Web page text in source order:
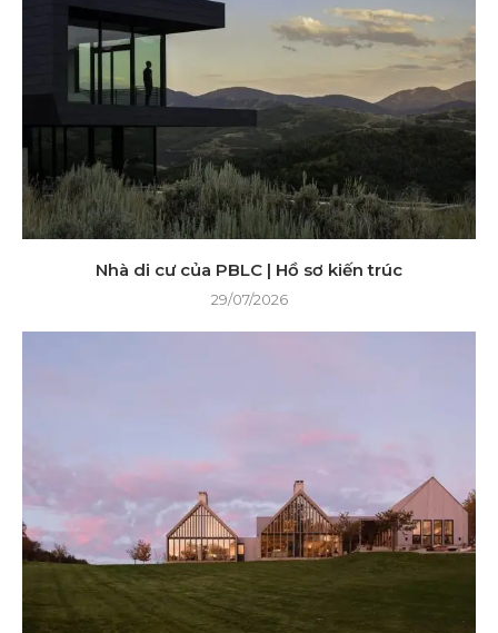
Nhà di cư của PBLC | Hồ sơ kiến ​​trúc
29/07/2026